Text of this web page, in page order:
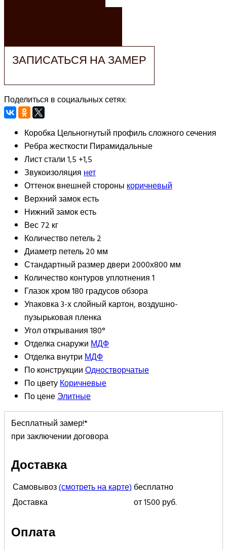
ЗАПИСАТЬСЯ НА ЗАМЕР
Поделиться в социальных сетях:
КоробкаЦельногнутый профиль сложного сечения
Ребра жесткости Пирамидальные
Лист стали1,5 +1,5
Звукоизоляциянет
Оттенок внешней стороныкоричневый
Верхний замокесть
Нижний замокесть
Вес72 кг
Количество петель2
Диаметр петель20 мм
Стандартный размер двери 2000х800 мм
Количество контуров уплотнения1
Глазокхром 180 градусов обзора
Упаковка3-х слойный картон, воздушно-
пузырьковая пленка
Угол открывания180°
Отделка снаружиМДФ
Отделка внутриМДФ
По конструкцииОдностворчатые
По цветуКоричневые
По ценеЭлитные
Бесплатный замер!*
при заключении договора
Доставка
Самовывоз(смотреть на карте)бесплатно
Доставка
от 1500 руб.
Оплата